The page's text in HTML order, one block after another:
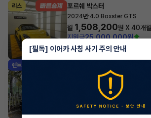
리스 포르쉐 박스터
2024년·4.0 Boxster GTS
월 1,508,200원 X40개월
지원금25,000,000원
조회 815 방금전
렌트
9인승 디젤 노블레스
642,851원 X34
4,000,000원
조회 3,846방금전
[필독] 이어카 사칭 사기 주의 안내